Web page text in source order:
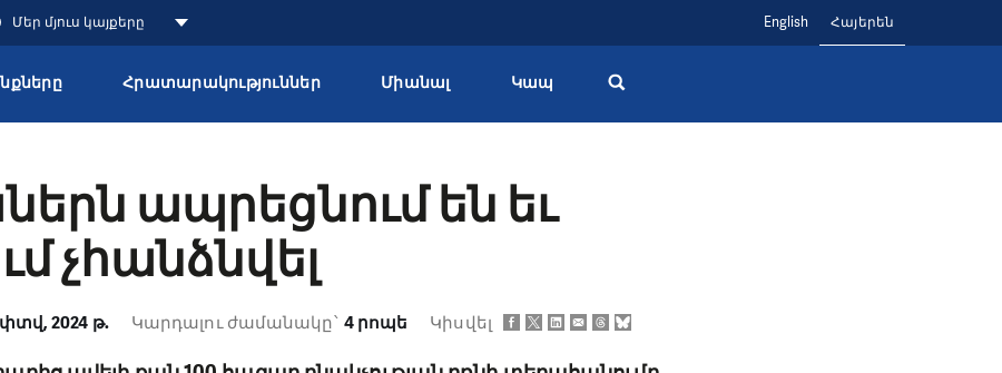
Մեր մյուս կայքերը English Հայերեն
Հրատարակություններ Միանալ Կապ
ապրեցնում են եւ
չհանձնվել
փտվ, 2024 թ. Կարդալու ժամանակը՝ 4 րոպե Կիսվել